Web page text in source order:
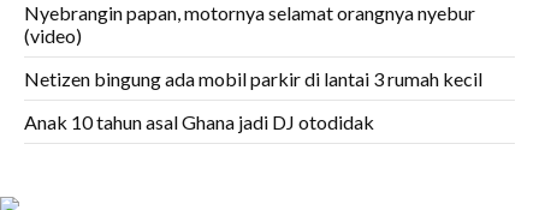
Nyebrangin papan, motornya selamat orangnya nyebur
(video)
Netizen bingung ada mobil parkir di lantai 3 rumah kecil
Anak 10 tahun asal Ghana jadi DJ otodidak